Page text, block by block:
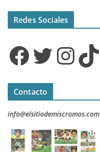
Redes Sociales
Facebook Twitter InstagramTikTok
Contacto
info@elsitiodemiscromos.com